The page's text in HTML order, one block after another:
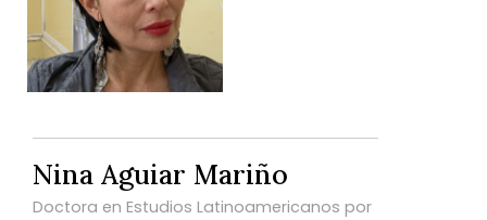
Nina Aguiar Mariño
Doctora en Estudios Latinoamericanos por